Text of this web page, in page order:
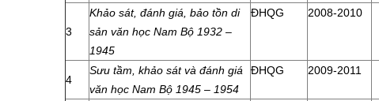
3
Khảo sát, đánh giá, bảo tồn di
sản văn học Nam Bộ 1932 –
1945
ĐHQG
2008-2010
4
Sưu tầm, khảo sát và đánh giá
văn học Nam Bộ 1945 – 1954
ĐHQG 2009-2011